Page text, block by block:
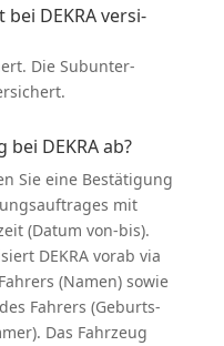
DEKRA versi­
Die Subun­ter­
DEKRA ab?
Sie eine Bestä­tigung
mit
(Datum von-bis).
DEKRA vorab via
(Namen) sowie
Fahrers (Geburts­
Das Fahrzeug